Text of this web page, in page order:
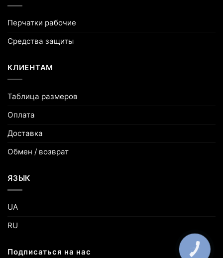
Перчатки рабочие
Средства защиты
КЛИЕНТАМ
Таблица размеров
Оплата
Доставка
Обмен / возврат
ЯЗЫК
UA
RU
Подписаться на нас КНОПКА
ЗВ'ЯЗКУ